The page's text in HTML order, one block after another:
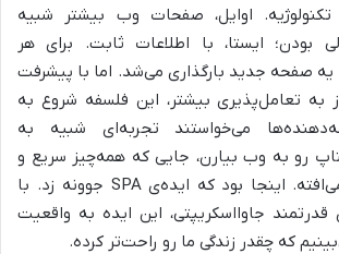
اوایل، صفحات وب بیشتر شبیه
بودن؛ ایستا، با اطلاعات ثابت. برای هر
یه صفحه جدید بارگذاری می‌شد. اما با پیشرفت
به تعامل‌پذیری بیشتر، این فلسفه شروع به
می‌خواستند تجربه‌ای شبیه به
رو به وب بیارن، جایی که همه‌چیز سریع و
بدون وقفه اتفاق می‌افته. اینجا بود که ایده‌ی SPA جوونه زد. با
جاوااسکریپتی، این ایده به واقعیت
که چقدر زندگی ما رو راحت‌تر کرده.